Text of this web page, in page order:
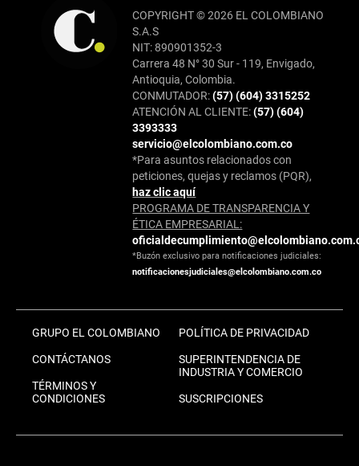
COPYRIGHT © 2026 EL COLOMBIANO
S.A.S
NIT: 890901352-3
Carrera 48 N° 30 Sur - 119, Envigado,
Antioquia, Colombia.
CONMUTADOR:(57) (604) 3315252
ATENCIÓN AL CLIENTE:(57) (604)
3393333
servicio@elcolombiano.com.co
*Para asuntos relacionados con
peticiones, quejas y reclamos (PQR),
haz clic aquí
PROGRAMA DE TRANSPARENCIA Y
ÉTICA EMPRESARIAL:
*Buzón exclusivo para notificaciones judiciales:
notificacionesjudiciales@elcolombiano.com.co
GRUPO EL COLOMBIANO
CONTÁCTANOS
TÉRMINOS Y
CONDICIONES
POLÍTICA DE PRIVACIDAD
SUPERINTENDENCIA DE
INDUSTRIA Y COMERCIO
SUSCRIPCIONES